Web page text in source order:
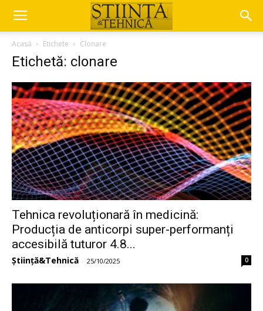
Acasă Etichete Clonare
Etichetă: clonare
Tehnica revoluționară în medicină:
Producția de anticorpi super-performanți
accesibilă tuturor 4.8...
Știință&Tehnică - 25/10/2025 0